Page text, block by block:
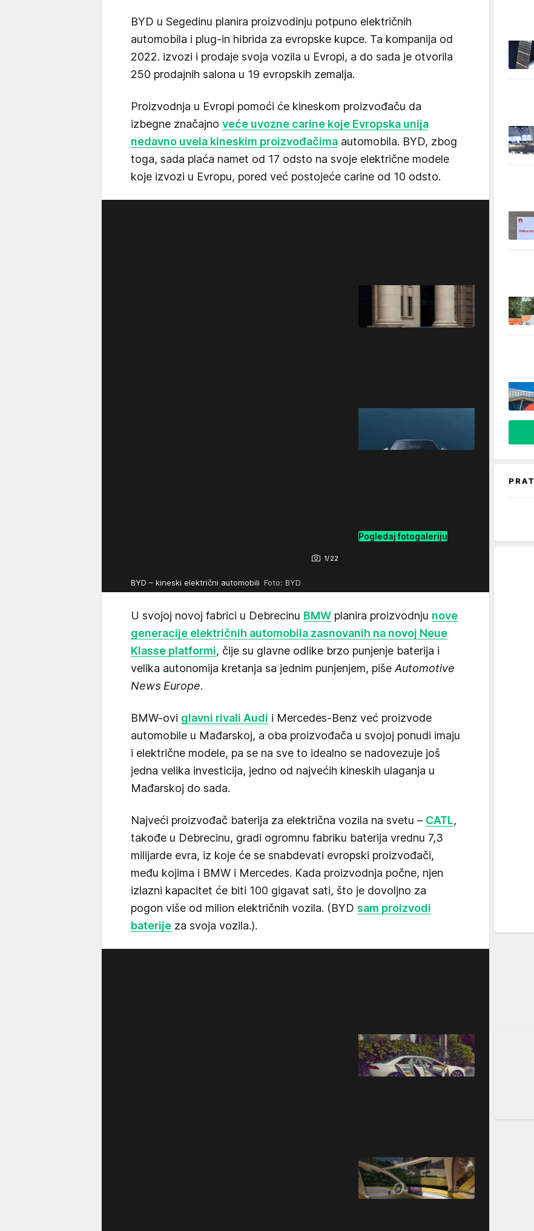
BYD u Segedinu planira proizvodinju potpuno električnih
automobila i plug-in hibrida za evropske kupce. Ta kompanija od
2022. izvozi i prodaje svoja vozila u Evropi, a do sada je otvorila
250 prodajnih salona u 19 evropskih zemalja.
Proizvodnja u Evropi pomoći će kineskom proizvođaču da
izbegne značajno veće uvozne carine koje Evropska unija
nedavno uvela kineskim proizvođačima automobila. BYD, zbog
toga, sada plaća namet od 17 odsto na svoje električne modele
koje izvozi u Evropu, pored već postojeće carine od 10 odsto.
1/22
Pogledaj fotogaleriju
BYD – kineski električni automobili Foto: BYD
U svojoj novoj fabrici u Debrecinu BMW planira proizvodnju nove
generacije električnih automobila zasnovanih na novoj Neue
Klasse platformi, čije su glavne odlike brzo punjenje baterija i
velika autonomija kretanja sa jednim punjenjem, piše Automotive
News Europe.
BMW-ovi glavni rivali Audi i Mercedes-Benz već proizvode
automobile u Mađarskoj, a oba proizvođača u svojoj ponudi imaju
i električne modele, pa se na sve to idealno se nadovezuje još
jedna velika investicija, jedno od najvećih kineskih ulaganja u
Mađarskoj do sada.
Najveći proizvođač baterija za električna vozila na svetu – CATL,
takođe u Debrecinu, gradi ogromnu fabriku baterija vrednu 7,3
milijarde evra, iz koje će se snabdevati evropski proizvođači,
među kojima i BMW i Mercedes. Kada proizvodnja počne, njen
izlazni kapacitet će biti 100 gigavat sati, što je dovoljno za
pogon više od milion električnih vozila. (BYD sam proizvodi
baterije za svoja vozila.).